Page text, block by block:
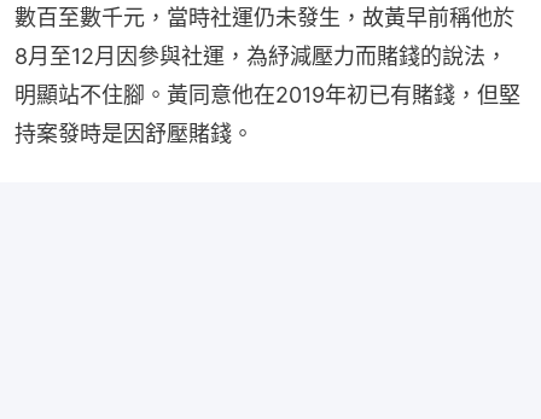
數百至數千元，當時社運仍未發生，故黃早前稱他於
8月至12月因參與社運，為紓減壓力而賭錢的說法，
明顯站不住腳。黃同意他在2019年初已有賭錢，但堅
持案發時是因舒壓賭錢。